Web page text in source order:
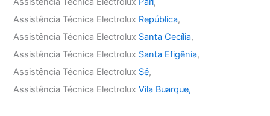
Assistência Técnica Electrolux República,
Assistência Técnica Electrolux Santa Cecília,
Assistência Técnica Electrolux Santa Efigênia,
Assistência Técnica Electrolux Sé,
Assistência Técnica ElectroluxVila Buarque,